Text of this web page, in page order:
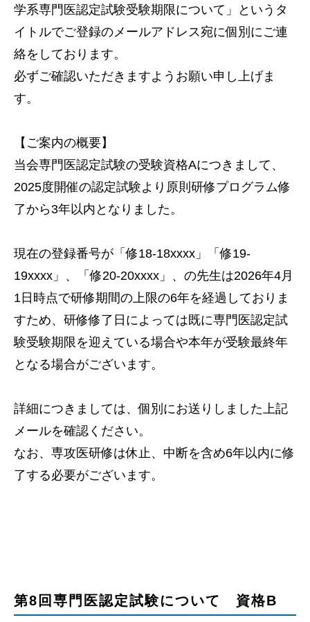
学系専門医認定試験受験期限について」というタ
イトルでご登録のメールアドレス宛に個別にご連
絡をしております。
必ずご確認いただきますようお願い申し上げま
す。
【ご案内の概要】
当会専門医認定試験の受験資格Aにつきまして、
2025度開催の認定試験より原則研修プログラム修
了から3年以内となりました。
現在の登録番号が「修18-18xxxx」「修19-
19xxxx」、「修20-20xxxx」、の先生は2026年4月
1日時点で研修期間の上限の6年を経過しておりま
すため、研修修了日によっては既に専門医認定試
験受験期限を迎えている場合や本年が受験最終年
となる場合がございます。
詳細につきましては、個別にお送りしました上記
メールを確認ください。
なお、専攻医研修は休止、中断を含め6年以内に修
了する必要がございます。
第8回専門医認定試験について 資格B